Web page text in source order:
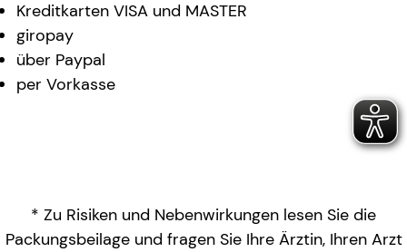
Kreditkarten VISA und MASTER
giropay
über Paypal
per Vorkasse
* Zu Risiken und Nebenwirkungen lesen Sie die
Packungsbeilage und fragen Sie Ihre Ärztin, Ihren Arzt